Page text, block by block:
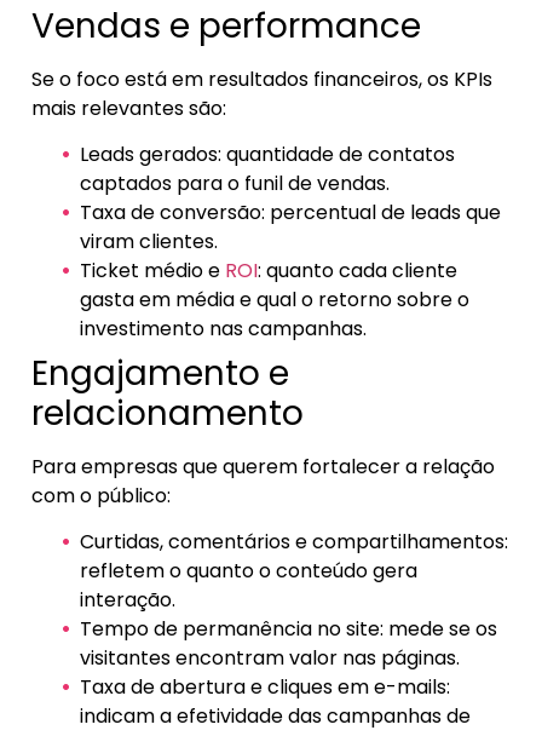
Vendas e performance
Se o foco está em resultados financeiros, os KPIs
mais relevantes são:
Leads gerados: quantidade de contatos
captados para o funil de vendas.
Taxa de conversão: percentual de leads que
viram clientes.
Ticket médio e ROI: quanto cada cliente
gasta em média e qual o retorno sobre o
investimento nas campanhas.
Engajamento e
relacionamento
Para empresas que querem fortalecer a relação
com o público:
Curtidas, comentários e compartilhamentos:
refletem o quanto o conteúdo gera
interação.
Tempo de permanência no site: mede se os
visitantes encontram valor nas páginas.
Taxa de abertura e cliques em e-mails:
indicam a efetividade das campanhas de